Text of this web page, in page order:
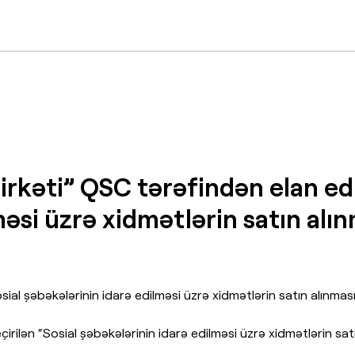
QSC tərəfindən elan
üzrə xidmətlərin satın
şəbəkələrinin idarə edilməsi üzrə xidmətlərin satın alınması
“Sosial şəbəkələrinin idarə edilməsi üzrə xidmətlərin